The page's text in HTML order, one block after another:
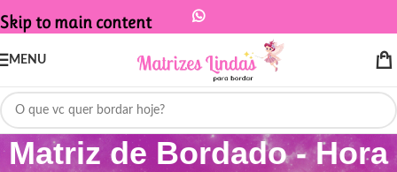
Skip to main content
MENU
Matriz de Bordado - Hora